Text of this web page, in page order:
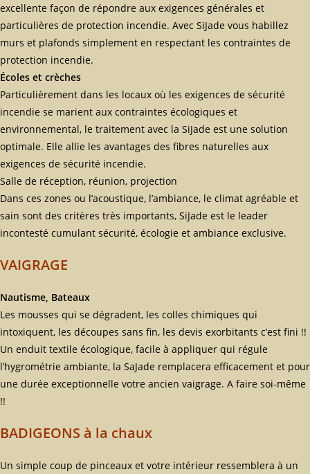
excellente façon de répondre aux exigences générales et
particulières de protection incendie. Avec SiJade vous habillez
murs et plafonds simplement en respectant les contraintes de
protection incendie.
Écoles et crèches
Particulièrement dans les locaux où les exigences de sécurité
incendie se marient aux contraintes écologiques et
environnemental, le traitement avec la SiJade est une solution
optimale. Elle allie les avantages des fibres naturelles aux
exigences de sécurité incendie.
Salle de réception, réunion, projection
Dans ces zones ou l’acoustique, l’ambiance, le climat agréable et
sain sont des critères très importants, SiJade est le leader
incontesté cumulant sécurité, écologie et ambiance exclusive.
VAIGRAGE
Nautisme, Bateaux
Les mousses qui se dégradent, les colles chimiques qui
intoxiquent, les découpes sans fin, les devis exorbitants c’est fini !!
Un enduit textile écologique, facile à appliquer qui régule
l’hygrométrie ambiante, la SaJade remplacera efficacement et pour
une durée exceptionnelle votre ancien vaigrage. A faire soi-même
!!
BADIGEONS à la chaux
Un simple coup de pinceaux et votre intérieur ressemblera à un